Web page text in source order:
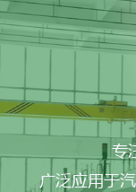
专
广泛应用于